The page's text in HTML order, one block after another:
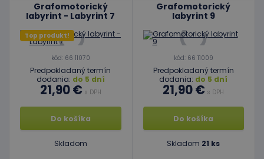
Grafomotorický
labyrint - Labyrint 7
Top produkt!
kód: 66 11070
Predpokladaný termín
dodania: do 5 dní
21,90 € s DPH
Do košíka
Skladom
Grafomotorický
labyrint 9
kód: 66 11009
Predpokladaný termín
dodania: do 5 dní
21,90 € s DPH
Do košíka
Skladom 21 ks